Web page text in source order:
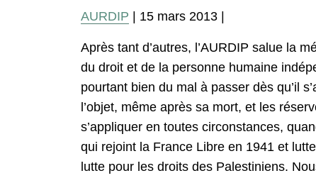
AURDIP | 15 mars 2013 |
Après tant d’autres, l’AURDIP salue la
du droit et de la personne humaine
pourtant bien du mal à passer dès qu’il
l’objet, même après sa mort, et les
s’appliquer en toutes circonstances,
qui rejoint la France Libre en 1941 et
lutte pour les droits des Palestiniens.